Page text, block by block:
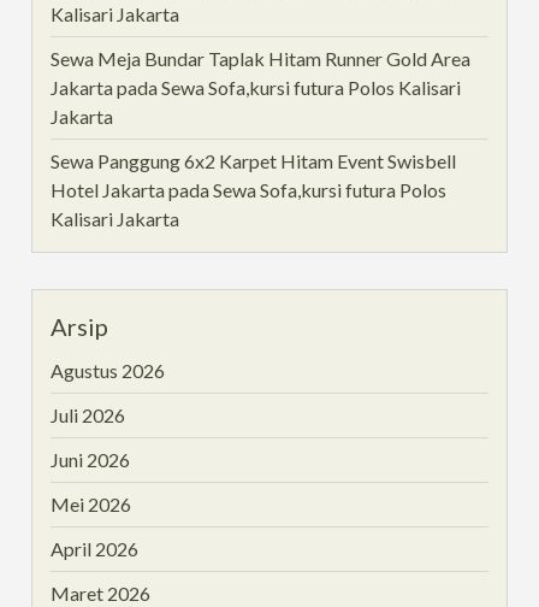
Kalisari Jakarta
Sewa Meja Bundar Taplak Hitam Runner Gold Area
JakartapadaSewa Sofa,kursi futura Polos Kalisari
Jakarta
Sewa Panggung 6x2 Karpet Hitam Event Swisbell
Hotel JakartapadaSewa Sofa,kursi futura Polos
Kalisari Jakarta
Arsip
Agustus 2026
Juli 2026
Juni 2026
Mei 2026
April 2026
Maret 2026